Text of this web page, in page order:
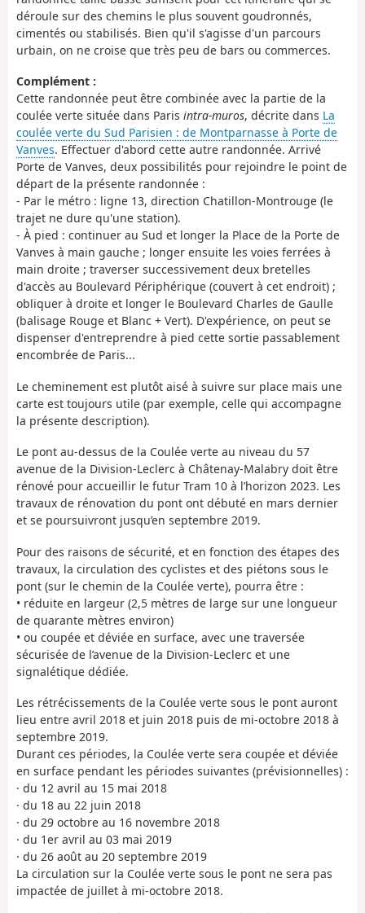
déroule sur des chemins le plus souvent goudronnés,
cimentés ou stabilisés. Bien qu'il s'agisse d'un parcours
urbain, on ne croise que très peu de bars ou commerces.
Complément :
Cette randonnée peut être combinée avec la partie de la
coulée verte située dans Paris intra-muros, décrite dans La
coulée verte du Sud Parisien : de Montparnasse à Porte de
Vanves. Effectuer d'abord cette autre randonnée. Arrivé
Porte de Vanves, deux possibilités pour rejoindre le point de
départ de la présente randonnée :
- Par le métro : ligne 13, direction Chatillon-Montrouge (le
trajet ne dure qu'une station).
- À pied : continuer au Sud et longer la Place de la Porte de
Vanves à main gauche ; longer ensuite les voies ferrées à
main droite ; traverser successivement deux bretelles
d'accès au Boulevard Périphérique (couvert à cet endroit) ;
obliquer à droite et longer le Boulevard Charles de Gaulle
(balisage Rouge et Blanc + Vert). D'expérience, on peut se
dispenser d'entreprendre à pied cette sortie passablement
encombrée de Paris...
Le cheminement est plutôt aisé à suivre sur place mais une
carte est toujours utile (par exemple, celle qui accompagne
la présente description).
Le pont au-dessus de la Coulée verte au niveau du 57
avenue de la Division-Leclerc à Châtenay-Malabry doit être
rénové pour accueillir le futur Tram 10 à l’horizon 2023. Les
travaux de rénovation du pont ont débuté en mars dernier
et se poursuivront jusqu’en septembre 2019.
Pour des raisons de sécurité, et en fonction des étapes des
travaux, la circulation des cyclistes et des piétons sous le
pont (sur le chemin de la Coulée verte), pourra être :
• réduite en largeur (2,5 mètres de large sur une longueur
de quarante mètres environ)
• ou coupée et déviée en surface, avec une traversée
sécurisée de l’avenue de la Division-Leclerc et une
signalétique dédiée.
Les rétrécissements de la Coulée verte sous le pont auront
lieu entre avril 2018 et juin 2018 puis de mi-octobre 2018 à
septembre 2019.
Durant ces périodes, la Coulée verte sera coupée et déviée
en surface pendant les périodes suivantes (prévisionnelles) :
· du 12 avril au 15 mai 2018
· du 18 au 22 juin 2018
· du 29 octobre au 16 novembre 2018
· du 1er avril au 03 mai 2019
· du 26 août au 20 septembre 2019
La circulation sur la Coulée verte sous le pont ne sera pas
impactée de juillet à mi-octobre 2018.